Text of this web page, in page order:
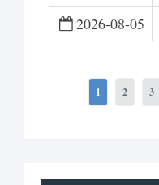
2026-08-05
1 2 3